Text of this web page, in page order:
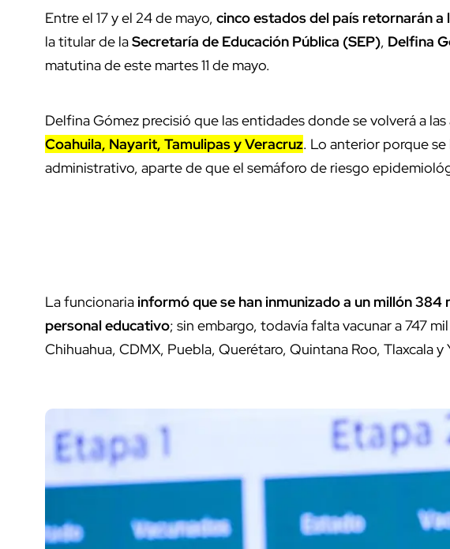
Entre el 17 y el 24 de mayo, cinco estados del país retornarán a
la titular de laSecretaría de Educación Pública (SEP), Delfina
matutina de este martes 11 de mayo.
Delfina Gómez precisió que las entidades donde se volverá a las
Coahuila, Nayarit, Tamulipas y Veracruz. Lo anterior porque
administrativo, aparte de que el semáforo de riesgo
La funcionariainformó que se han inmunizado a un millón 384
personal educativo; sin embargo, todavía falta vacunar a 747
Chihuahua, CDMX, Puebla, Querétaro, Quintana Roo, Tlaxcala y